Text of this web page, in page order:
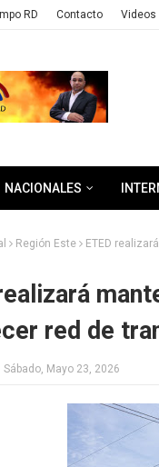
RD Contacto Videos
NACIONALES
Región Este
ETED
red de
Sábado, Mayo 23, 2026